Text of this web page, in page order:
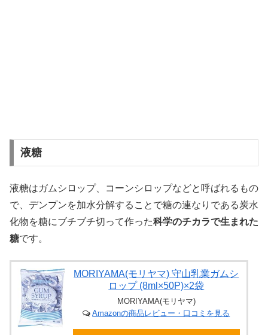
液糖
液糖はガムシロップ、コーンシロップなどと呼ばれるもの
で、デンプンを加水分解することで糖の連なりである炭水
化物を糖にブチブチ切って作った科学のチカラで生まれた
糖です。
MORIYAMA(モリヤマ) 守山乳業ガムシ
ロップ (8ml×50P)×2袋
MORIYAMA(モリヤマ)
Amazonの商品レビュー・口コミを見る